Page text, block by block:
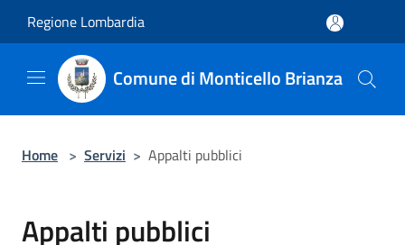
Regione Lombardia
Comune di Monticello Brianza
Home > Servizi > Appalti pubblici
Appalti pubblici